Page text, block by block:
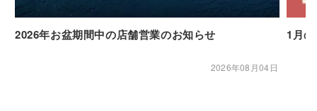
2026年お盆期間中の店舗営業のお知らせ
2026年08月04日
1月